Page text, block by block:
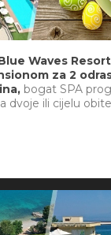
Waves
za 2
bogat SPA
dvoje ili cijelu